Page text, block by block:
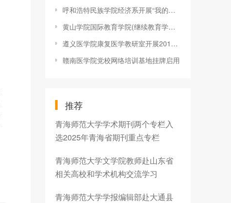
呼和浩特民族学院经济系开展“我的肩膀---能挑多重的担子”红色
黄山学院国际教育学院(继续教育学院)与昱西街道黎阳街社区党委结
遵义医学院康复医学教研室开展2018年度实习生教学相长会
赣南医学院党校网络培训基地挂牌启用
推荐
青海师范大学学术期刊两个专栏入
选2025年青海省期刊重点专栏
青海师范大学文学院教师赴山东省
相关高校和学术机构交流学习
青海师范大学学报编辑部赴大通县